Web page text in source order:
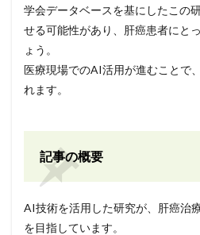
学会データベースを基にしたこの
せる可能性があり、肝癌患者にと
ょう。
医療現場でのAI活用が進むことで
れます。
記事の概要
AI技術を活用した研究が、肝癌治
を目指しています。